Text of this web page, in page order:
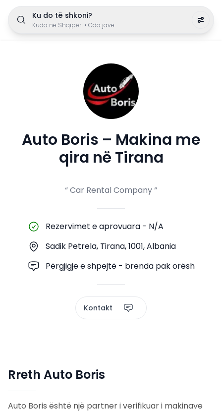
Ku do të shkoni?
Kudo në Shqipëri • Cdo jave
Auto Boris – Makina me
qira në Tirana
“ Car Rental Company “
Rezervimet e aprovuara- N/A
Sadik Petrela, Tirana, 1001, Albania
Përgjigje e shpejtë - brenda pak orësh
Kontakt
Rreth Auto Boris
Auto Boris është një partner i verifikuar i makinave